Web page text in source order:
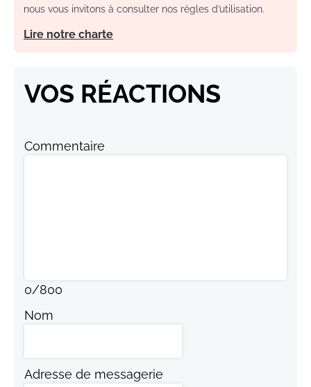
nous vous invitons à consulter nos règles d’utilisation.
Lire notre charte
VOS RÉACTIONS
Commentaire
0/800
Nom
Adresse de messagerie